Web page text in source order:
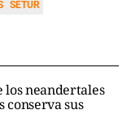
SETUR
los neandertales
conserva sus